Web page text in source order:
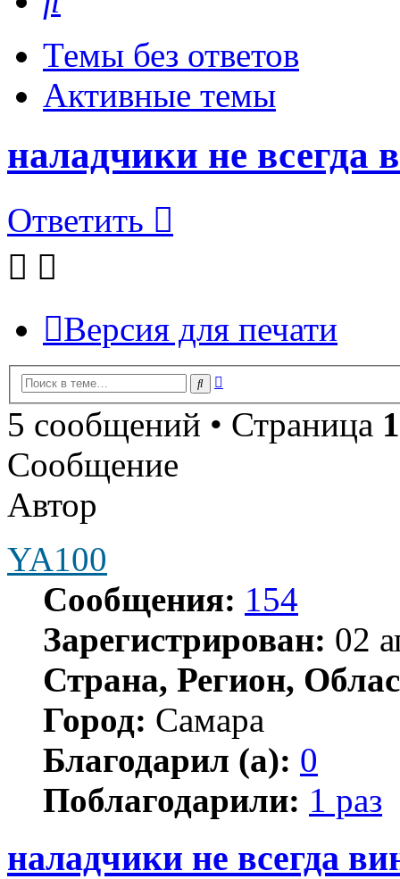
Темы без ответов
Активные темы
наладчики не всегда
Ответить
Версия для печати
Поиск
5 сообщений • Страница 1
Сообщение
Автор
YA100
Сообщения: 154
Зарегистрирован: 02
Страна, Регион,
Город: Самара
Благодарил (а): 0
Поблагодарили: 1 раз
наладчики не всегда